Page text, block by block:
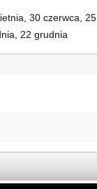
30 czerwca, 25
22 grudnia